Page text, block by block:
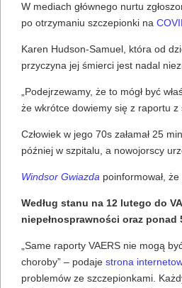
W mediach głównego nurtu
po otrzymaniu szczepionki na
Karen Hudson-Samuel, która od
przyczyna jej śmierci jest nadal
„Podejrzewamy, że to mógł być
że wkrótce dowiemy się z raportu z
Człowiek w jego 70s załamał 25
później w szpitalu, a nowojorscy
Windsor Gwiazda poinformował,
Według stanu na 12 lutego do
niepełnosprawności oraz
„Same raporty VAERS nie mogą
choroby” – podaje strona
problemów ze szczepionkami.